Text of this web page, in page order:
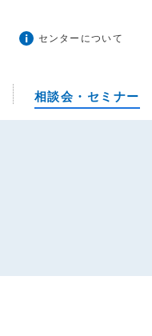
相談会・セミナー
センターについて